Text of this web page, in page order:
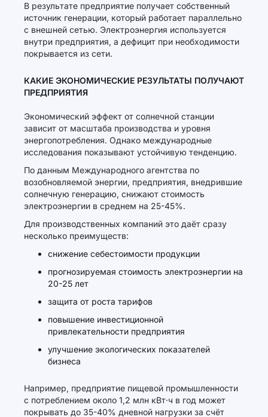
В результате предприятие получает собственный
источник генерации, который работает параллельно
с внешней сетью. Электроэнергия используется
внутри предприятия, а дефицит при необходимости
покрывается из сети.
КАКИЕ ЭКОНОМИЧЕСКИЕ РЕЗУЛЬТАТЫ ПОЛУЧАЮТ
ПРЕДПРИЯТИЯ
Экономический эффект от солнечной станции
зависит от масштаба производства и уровня
энергопотребления. Однако международные
исследования показывают устойчивую тенденцию.
По данным Международного агентства по
возобновляемой энергии, предприятия, внедрившие
солнечную генерацию, снижают стоимость
электроэнергии в среднем на 25-45%.
Для производственных компаний это даёт сразу
несколько преимуществ:
снижение себестоимости продукции
прогнозируемая стоимость электроэнергии на
20-25 лет
защита от роста тарифов
повышение инвестиционной
привлекательности предприятия
улучшение экологических показателей
бизнеса
Например, предприятие пищевой промышленности
с потреблением около 1,2 млн кВт·ч в год может
покрывать до 35-40% дневной нагрузки за счёт